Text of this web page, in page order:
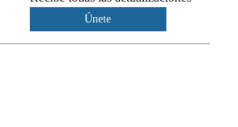
Únete